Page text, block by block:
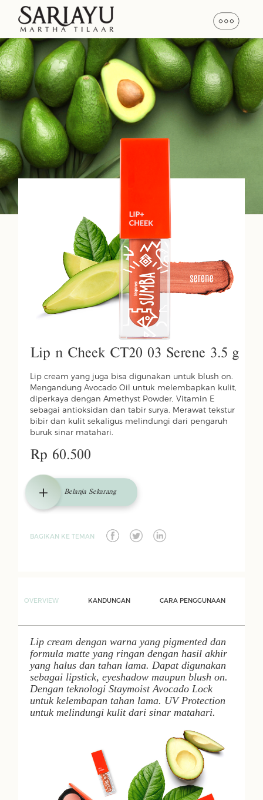
Lip n Cheek CT20 03 Serene 3.5 g
Lip cream yang juga bisa digunakan untuk blush on.
Mengandung Avocado Oil untuk melembapkan kulit,
diperkaya dengan Amethyst Powder, Vitamin E
sebagai antioksidan dan tabir surya. Merawat tekstur
bibir dan kulit sekaligus melindungi dari pengaruh
buruk sinar matahari.
Rp 60.500
Belanja Sekarang
BAGIKAN KE TEMAN
OVERVIEW KANDUNGAN CARA PENGGUNAAN
Lip cream dengan warna yang pigmenteddan
formula matteyang ringan dengan hasil akhir
yang halus dan tahan lama. Dapat digunakan
sebagai lipstick, eyeshadowmaupun blush on.
Dengan teknologi Staymoist Avocado Lock
untuk kelembapan tahan lama. UV Protection
untuk melindungi kulit dari sinar matahari.